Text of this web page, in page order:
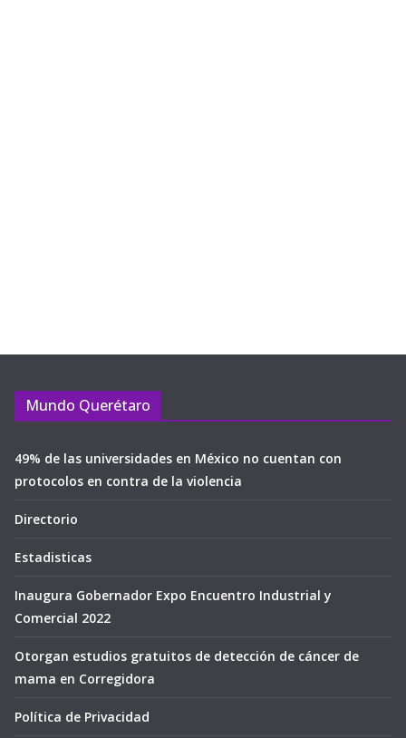
Mundo Querétaro
49% de las universidades en México no cuentan con
protocolos en contra de la violencia
Directorio
Estadisticas
Inaugura Gobernador Expo Encuentro Industrial y
Comercial 2022
Otorgan estudios gratuitos de detección de cáncer de
mama en Corregidora
Política de Privacidad